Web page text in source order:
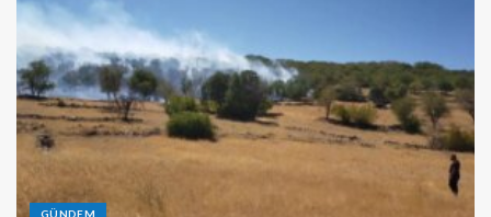
GÜNDEM